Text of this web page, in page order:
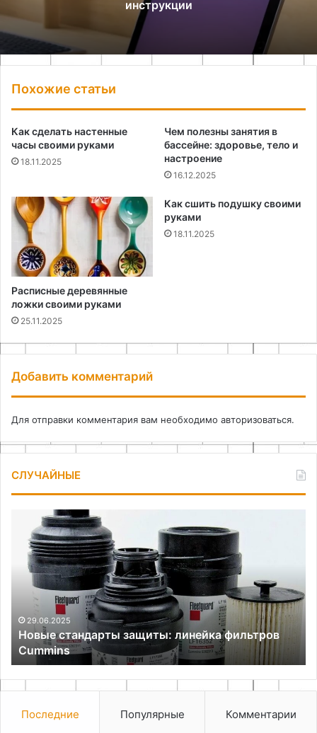
инструкции
Похожие статьи
Как сделать настенные
часы своими руками
18.11.2025
Чем полезны занятия в
бассейне: здоровье, тело и
настроение
16.12.2025
Расписные деревянные
ложки своими руками
25.11.2025
Как сшить подушку своими
руками
18.11.2025
Добавить комментарий
Для отправки комментария вам необходимо авторизоваться.
СЛУЧАЙНЫЕ
стандарты
защиты:
линейка
фильтров
Cummins
29.06.2025
Новые стандарты защиты: линейка фильтров
Cummins
Последние Популярные Комментарии